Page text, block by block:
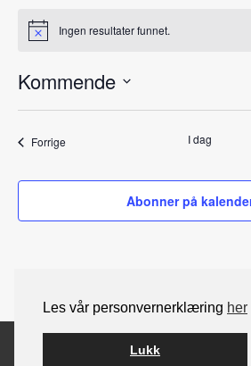
Les vår personvernerklæring her
Lukk
Notice Ingen resultater funnet.
Kommende
ForrigeArrangementer I dag
Abonner på
© 2026 Norsk Berner